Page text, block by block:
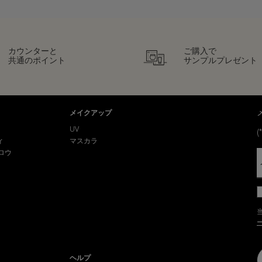
カウンターと
共通のポイント
ご購入で
サンプルプレゼント
ウ
メイクアップ
UV
マスカラ
ヘルプ